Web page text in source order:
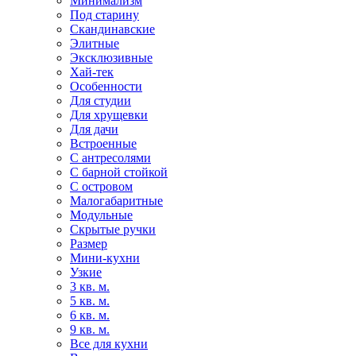
Под старину
Скандинавские
Элитные
Эксклюзивные
Хай-тек
Особенности
Для студии
Для хрущевки
Для дачи
Встроенные
С антресолями
С барной стойкой
С островом
Малогабаритные
Модульные
Скрытые ручки
Размер
Мини-кухни
Узкие
3 кв. м.
5 кв. м.
6 кв. м.
9 кв. м.
Все для кухни